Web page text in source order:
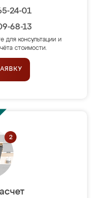
24-01
68-13
для консультации и
стоимости.